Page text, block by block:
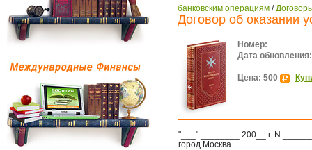
банковским операциям /
Договор об оказании
Номер:
Дата обновления:
Цена: 500
"___" ________ 200__ г. N
город Москва.